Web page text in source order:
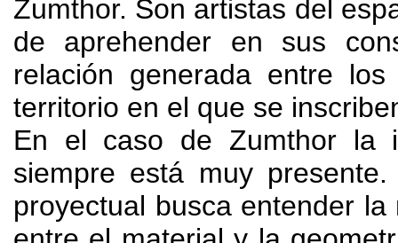
Zumthor. Son artistas del
de aprehender en sus
relación generada entre
territorio en el que se
En el caso de Zumthor la
siempre está muy presente
proyectual busca entender la